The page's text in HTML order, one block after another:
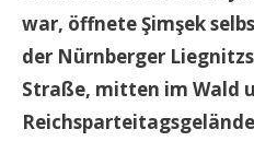
war, öffnete Şimşek
der Nürnberger
Straße, mitten im Wald